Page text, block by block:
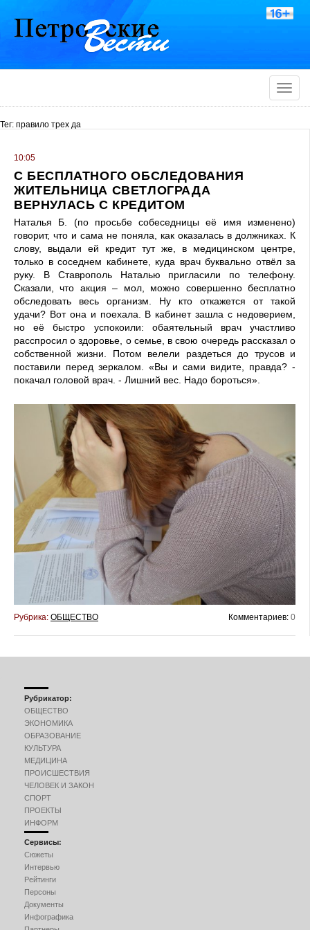
Toggle
Тег: правило трех да
10:05
С БЕСПЛАТНОГО ОБСЛЕДОВАНИЯ
ЖИТЕЛЬНИЦА СВЕТЛОГРАДА
ВЕРНУЛАСЬ С КРЕДИТОМ
Наталья Б. (по просьбе собеседницы её имя изменено)
говорит, что и сама не поняла, как оказалась в должниках. К
слову, выдали ей кредит тут же, в медицинском центре,
только в соседнем кабинете, куда врач буквально отвёл за
руку. В Ставрополь Наталью пригласили по телефону.
Сказали, что акция – мол, можно совершенно бесплатно
обследовать весь организм. Ну кто откажется от такой
удачи? Вот она и поехала. В кабинет зашла с недоверием,
но её быстро успокоили: обаятельный врач участливо
расспросил о здоровье, о семье, в свою очередь рассказал о
собственной жизни. Потом велели раздеться до трусов и
поставили перед зеркалом. «Вы и сами видите, правда? -
покачал головой врач. - Лишний вес. Надо бороться».
Рубрика: ОБЩЕСТВО Комментариев: 0
Рубрикатор:
ОБЩЕСТВО
ЭКОНОМИКА
ОБРАЗОВАНИЕ
КУЛЬТУРА
МЕДИЦИНА
ПРОИСШЕСТВИЯ
ЧЕЛОВЕК И ЗАКОН
СПОРТ
ПРОЕКТЫ
ИНФОРМ
Сервисы:
Сюжеты
Интервью
Рейтинги
Персоны
Документы
Инфографика